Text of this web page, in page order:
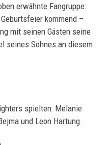
erwähnte Fangruppe:
kommend –
mit seinen Gästen seine
seines Sohnes an diesem
spielten: Melanie
und Leon Hartung.